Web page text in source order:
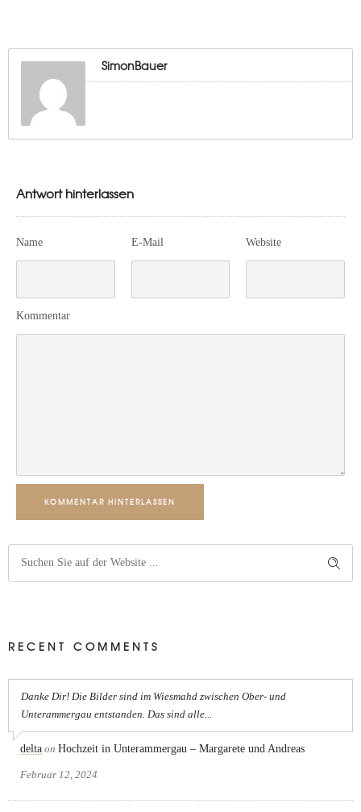
SimonBauer
Antwort hinterlassen
Name E-Mail Website
Kommentar
KOMMENTAR HINTERLASSEN
RECENT COMMENTS
Danke Dir! Die Bilder sind im Wiesmahd zwischen Ober- und
Unterammergau entstanden. Das sind alle...
delta on Hochzeit in Unterammergau – Margarete und Andreas
Februar 12, 2024